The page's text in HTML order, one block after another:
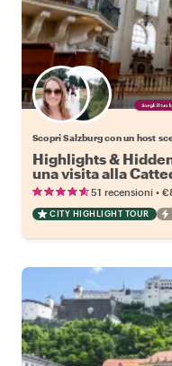
Scegli il tuo
Scopri Salzburg con un host
Highlights &
una visita alla
51 recensioni •
CITY HIGHLIGHT TOUR